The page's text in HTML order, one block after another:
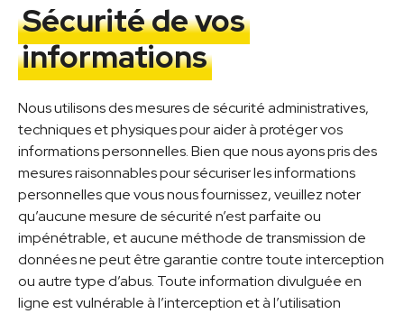
Sécurité de vos
informations
Nous utilisons des mesures de sécurité administratives,
techniques et physiques pour aider à protéger vos
informations personnelles. Bien que nous ayons pris des
mesures raisonnables pour sécuriser les informations
personnelles que vous nous fournissez, veuillez noter
qu’aucune mesure de sécurité n’est parfaite ou
impénétrable, et aucune méthode de transmission de
données ne peut être garantie contre toute interception
ou autre type d’abus. Toute information divulguée en
ligne est vulnérable à l’interception et à l’utilisation